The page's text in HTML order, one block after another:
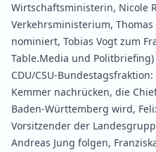
Wirtschaftsministerin, Nicole
Verkehrsministerium,
nominiert, Tobias Vogt zum
Table.Media und Politbriefing)
CDU/CSU‑Bundestagsfraktion:
Kemmer nachrücken, die
Baden‑Württemberg wird,
Vorsitzender der
Andreas Jung folgen,